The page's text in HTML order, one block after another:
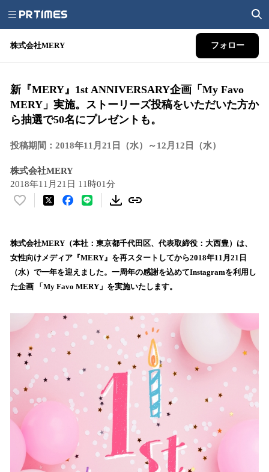
株式会社MERY フォロー
新『MERY』1st ANNIVERSARY企画「My Favo
MERY」実施。ストーリーズ投稿をいただいた方か
ら抽選で50名にプレゼントも。
投稿期間：2018年11月21日（水）～12月12日（水）
株式会社MERY
2018年11月21日 11時01分
い
！
数
を
読
中
で
す
株式会社MERY（本社：東京都千代田区、代表取締役：大西豊）は、
女性向けメディア『MERY』を再スタートしてから2018年11月21日
（水）で一年を迎えました。一周年の感謝を込めてInstagramを利用し
た企画 「My Favo MERY」を実施いたします。